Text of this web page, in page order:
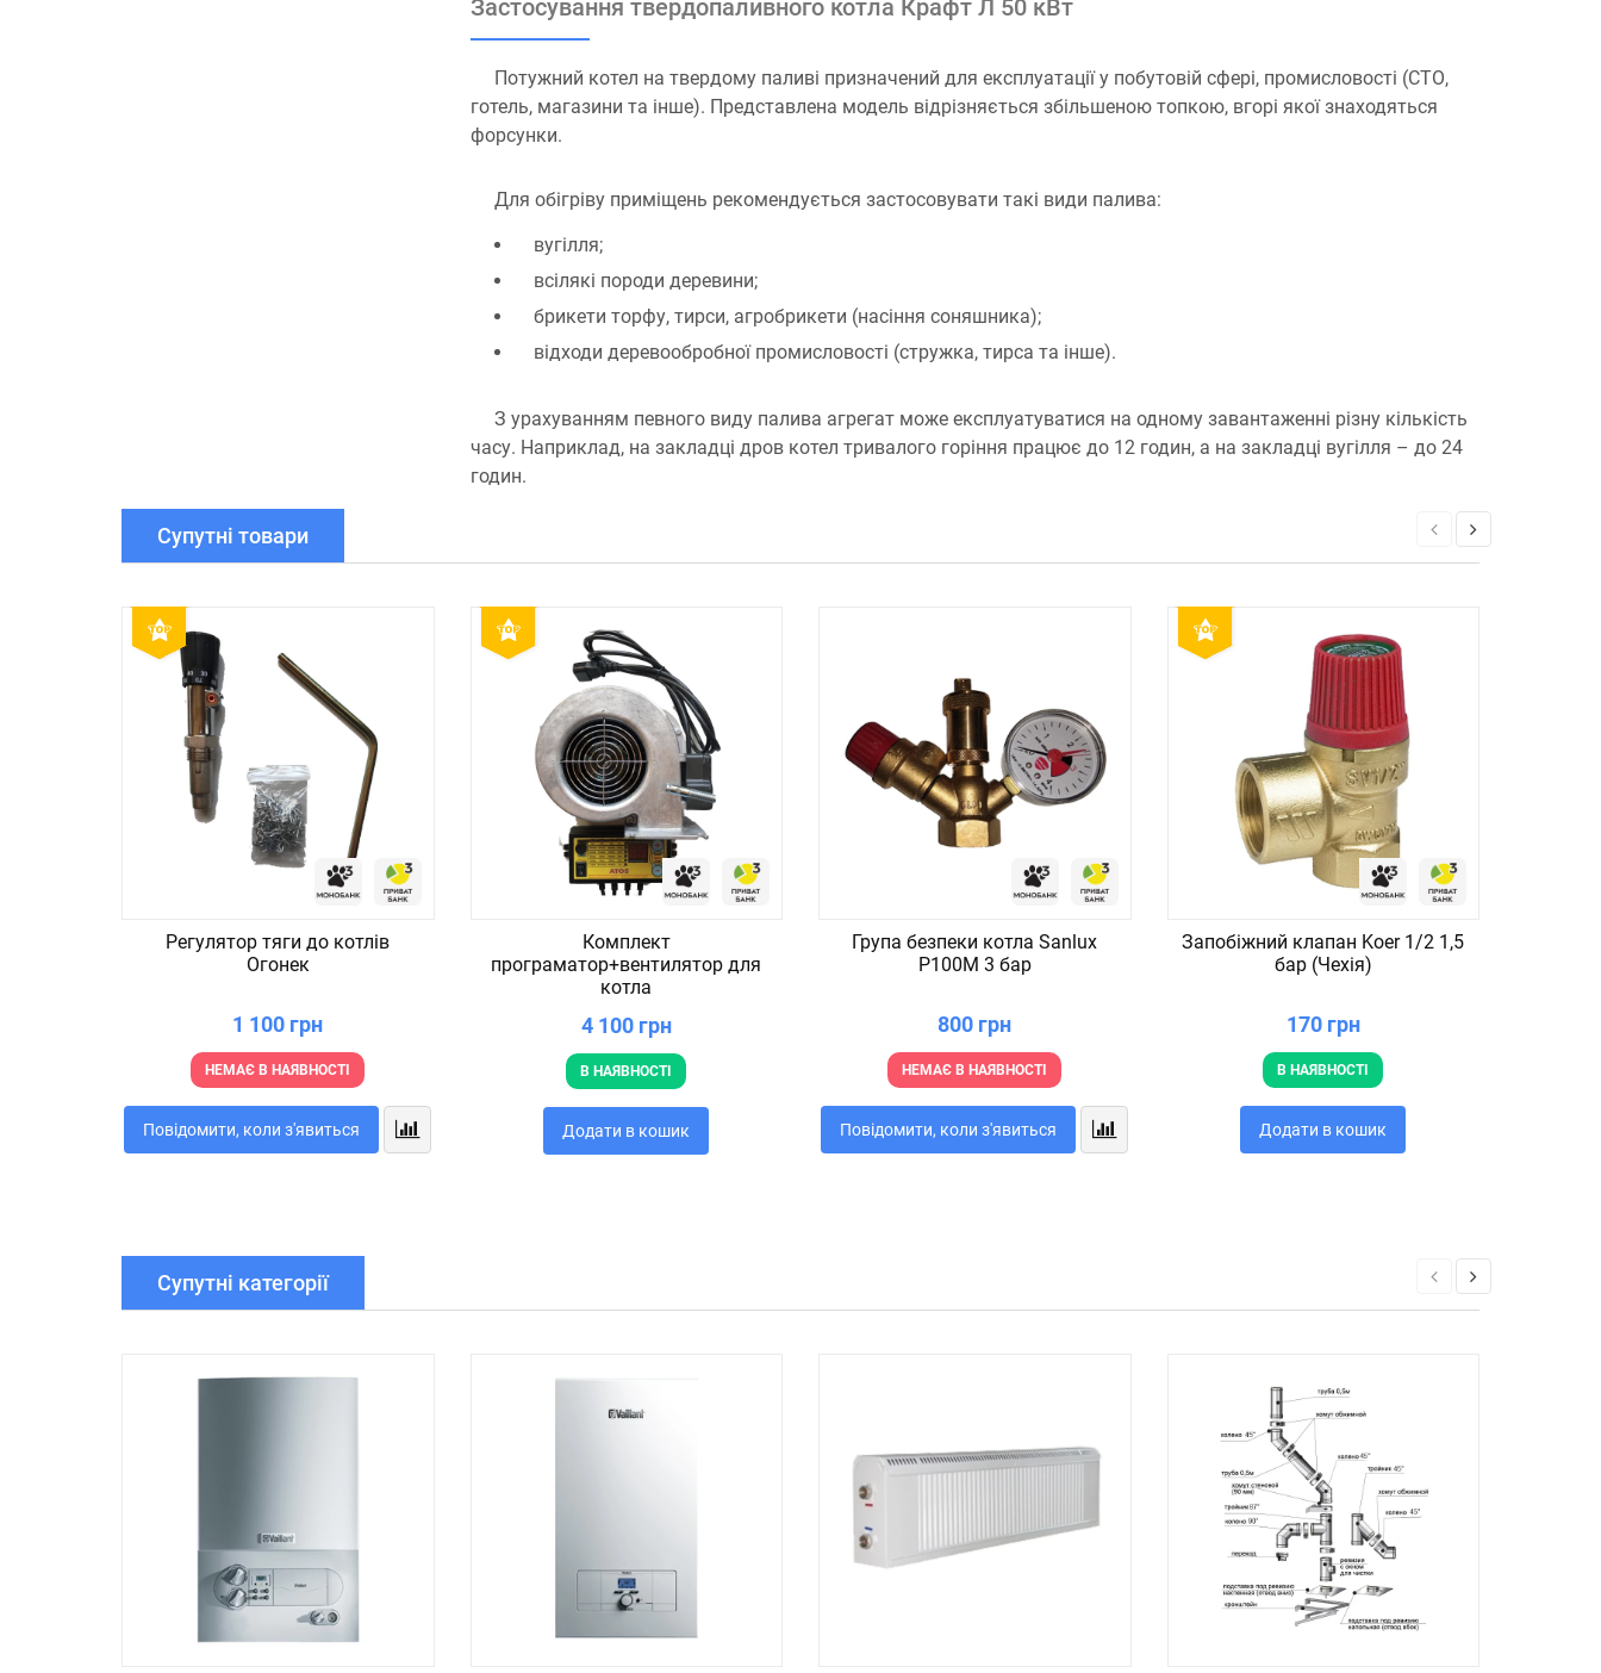
Застосування твердопаливного котла Крафт Л 50 кВт
Потужний котел на твердому паливі призначений для експлуатації у побутовій сфері, промисловості (СТО,
готель, магазини та інше). Представлена ​​модель відрізняється збільшеною топкою, вгорі якої знаходяться
форсунки.
Для обігріву приміщень рекомендується застосовувати такі види палива:
вугілля;
всілякі породи деревини;
брикети торфу, тирси, агробрикети (насіння соняшника);
відходи деревообробної промисловості (стружка, тирса та інше).
З урахуванням певного виду палива агрегат може експлуатуватися на одному завантаженні різну кількість
часу. Наприклад, на закладці дров котел тривалого горіння працює до 12 годин, а на закладці вугілля – до 24
годин.
Супутні товари
Регулятор тяги до котлів
Огонек
1 100 грн
НЕМАЄ В НАЯВНОСТІ
Повідомити, коли з'явиться
Комплект
програматор+вентилятор для
котла
4 100 грн
В НАЯВНОСТІ
Додати в кошик
Група безпеки котла Sanlux
P100M 3 бар
800 грн
НЕМАЄ В НАЯВНОСТІ
Повідомити, коли з'явиться
Запобіжний клапан Koer 1/2 1,5
бар (Чехія)
170 грн
В НАЯВНОСТІ
Додати в кошик
Супутні категорії